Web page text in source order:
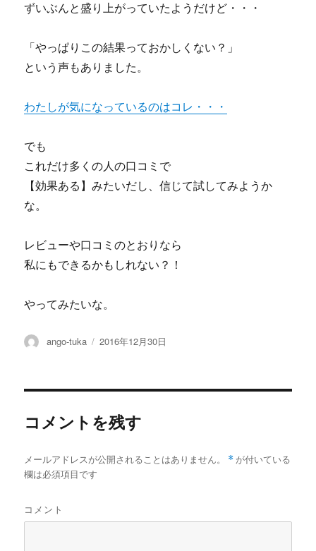
ずいぶんと盛り上がっていたようだけど・・・
「やっぱりこの結果っておかしくない？」
という声もありました。
わたしが気になっているのはコレ・・・
でも
これだけ多くの人の口コミで
【効果ある】みたいだし、信じて試してみようか
な。
レビューや口コミのとおりなら
私にもできるかもしれない？！
やってみたいな。
投
ango-tuka
投
2016年12月30日
コメントを残す
メールアドレスが公開されることはありません。 * が付いている
欄は必須項目です
コメント